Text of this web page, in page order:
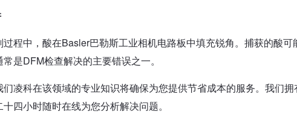
过程中，酸在Basler巴勒斯工业相机电路板中填充锐角。捕获的酸可
是DFM检查解决的主要错误之一。
们凌科在该领域的专业知识将确保为您提供节省成本的服务。我们
四小时随时在线为您分析解决问题。